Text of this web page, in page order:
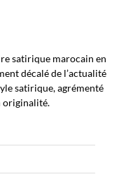
satirique marocain en
décalé de l’actualité
satirique, agrémenté
originalité.